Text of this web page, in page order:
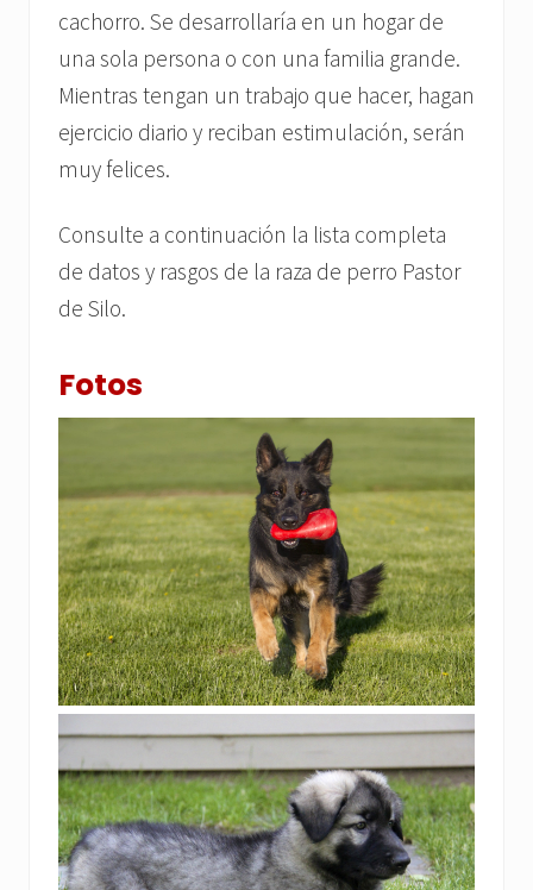
cachorro. Se desarrollaría en un hogar de
una sola persona o con una familia grande.
Mientras tengan un trabajo que hacer, hagan
ejercicio diario y reciban estimulación, serán
muy felices.
Consulte a continuación la lista completa
de datos y rasgos de la raza de perro Pastor
de Silo.
Fotos